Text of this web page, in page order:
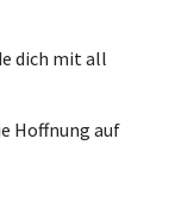
dich mit all
Hoffnung auf